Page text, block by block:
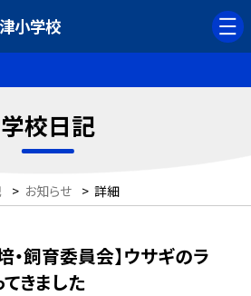
小学校
学校日記
> お知らせ > 詳細
・飼育委員会】ウサギのラ
きました